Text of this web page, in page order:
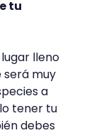
tu
lleno
será muy
a
tener tu
debes